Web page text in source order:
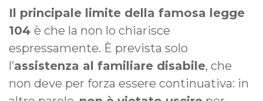
Il principale limite della famosa legge
104 è che la non lo chiarisce
espressamente. È prevista solo
l’assistenza al familiare disabile, che
non deve per forza essere continuativa: in